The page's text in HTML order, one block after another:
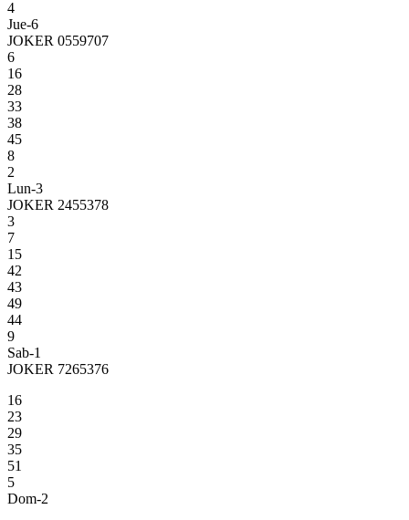
4
Jue-6
JOKER 0559707
6
16
28
33
38
45
8
2
Lun-3
JOKER 2455378
3
7
15
42
43
49
44
9
Sab-1
JOKER 7265376
16
23
29
35
51
5
Dom-2